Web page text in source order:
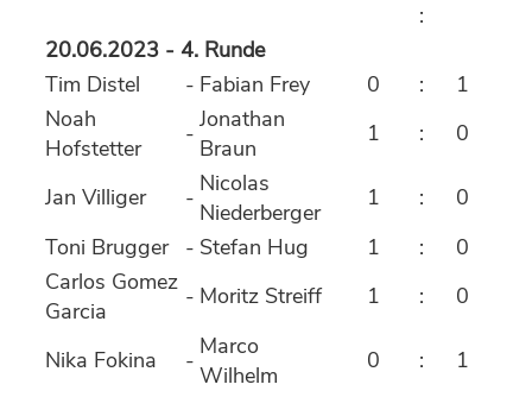
:
20.06.2023 - 4. Runde
Tim Distel
- Fabian Frey 0 :
1
Noah
Hofstetter
- Jonathan
Braun
1 : 0
Jan Villiger - Nicolas
Niederberger
1 :
0
Toni Brugger
- Stefan Hug 1 :
0
Carlos Gomez
Garcia
- Moritz Streiff 1 : 0
Nika Fokina - Marco
Wilhelm
0 : 1